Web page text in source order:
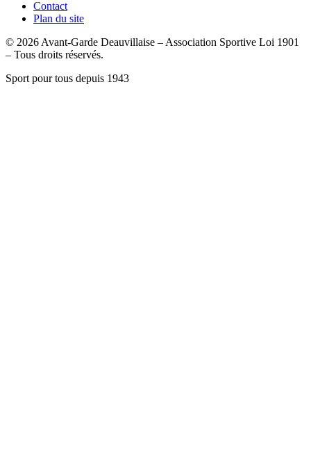
Contact
Plan du site
© 2026 Avant-Garde Deauvillaise – Association Sportive Loi 1901
– Tous droits réservés.
Sport pour tous depuis 1943